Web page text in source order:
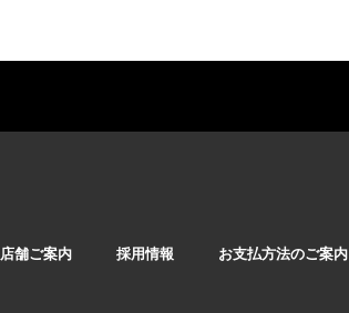
店舗ご案内 採用情報 お支払方法のご案内